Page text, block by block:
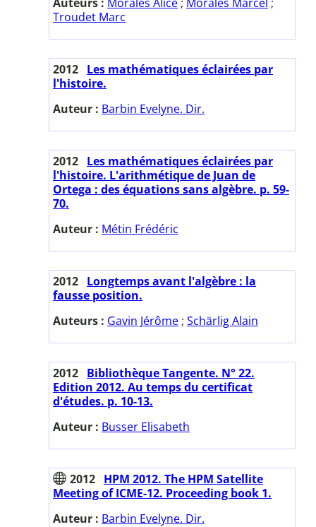
Troudet Marc
2012 Les mathématiques éclairées par
l'histoire.
Auteur : Barbin Evelyne. Dir.
2012 Les mathématiques éclairées par
l'histoire. L'arithmétique de Juan de
Ortega : des équations sans algèbre. p. 59-
70.
Auteur : Métin Frédéric
2012 Longtemps avant l'algèbre : la
fausse position.
Auteurs : Gavin Jérôme ; Schärlig Alain
2012 Bibliothèque Tangente. N° 22.
Edition 2012. Au temps du certificat
d'études. p. 10-13.
Auteur : Busser Elisabeth
2012 HPM 2012. The HPM Satellite
Meeting of ICME-12. Proceeding book 1.
Auteur : Barbin Evelyne. Dir.